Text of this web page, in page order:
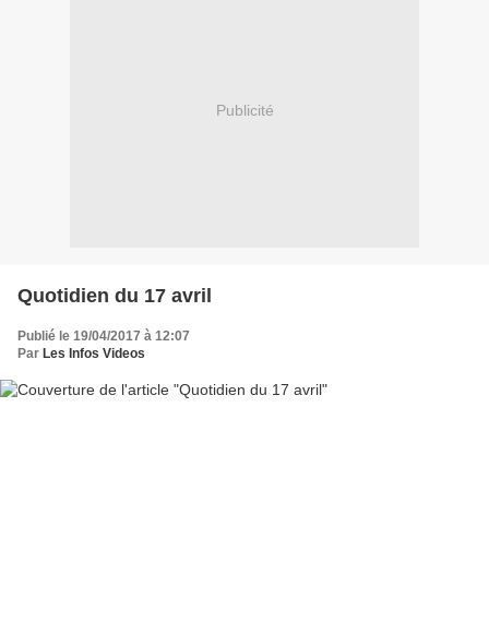
Publicité
Quotidien du 17 avril
Publié le 19/04/2017 à 12:07
Par Les Infos Videos